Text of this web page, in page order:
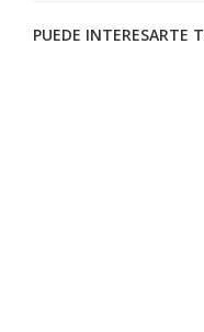
PUEDE INTERESARTE